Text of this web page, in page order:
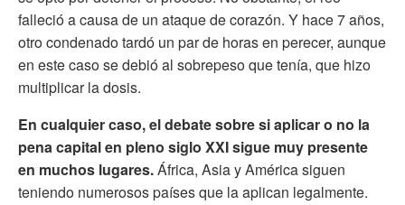
falleció a causa de un ataque de corazón. Y hace 7 años,
otro condenado tardó un par de horas en perecer, aunque
en este caso se debió al sobrepeso que tenía, que hizo
multiplicar la dosis.
En cualquier caso, el debate sobre si aplicar o no la
pena capital en pleno siglo XXI sigue muy presente
en muchos lugares.África, Asia y América siguen
teniendo numerosos países que la aplican legalmente.